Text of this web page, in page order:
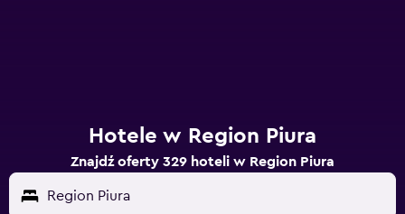
Hotele w Region Piura
Znajdź oferty 329 hoteli w Region Piura
Region Piura